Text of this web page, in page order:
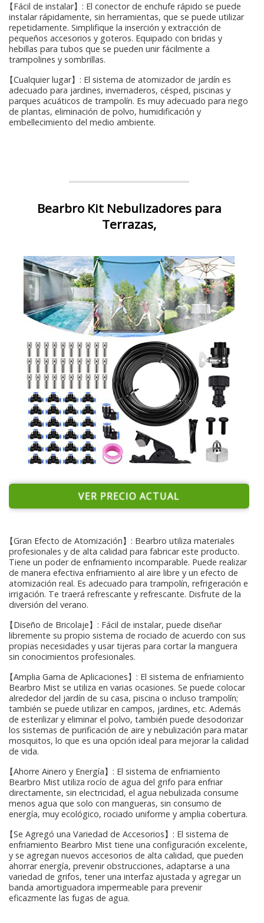
【Fácil de instalar】: El conector de enchufe rápido se puede
instalar rápidamente, sin herramientas, que se puede utilizar
repetidamente. Simplifique la inserción y extracción de
pequeños accesorios y goteros. Equipado con bridas y
hebillas para tubos que se pueden unir fácilmente a
trampolines y sombrillas.
【Cualquier lugar】: El sistema de atomizador de jardín es
adecuado para jardines, invernaderos, césped, piscinas y
parques acuáticos de trampolín. Es muy adecuado para riego
de plantas, eliminación de polvo, humidificación y
embellecimiento del medio ambiente.
Bearbro Kit Nebulizadores para
Terrazas,
VER PRECIO ACTUAL
【Gran Efecto de Atomización】: Bearbro utiliza materiales
profesionales y de alta calidad para fabricar este producto.
Tiene un poder de enfriamiento incomparable. Puede realizar
de manera efectiva enfriamiento al aire libre y un efecto de
atomización real. Es adecuado para trampolín, refrigeración e
irrigación. Te traerá refrescante y refrescante. Disfrute de la
diversión del verano.
【Diseño de Bricolaje】: Fácil de instalar, puede diseñar
libremente su propio sistema de rociado de acuerdo con sus
propias necesidades y usar tijeras para cortar la manguera
sin conocimientos profesionales.
【Amplia Gama de Aplicaciones】: El sistema de enfriamiento
Bearbro Mist se utiliza en varias ocasiones. Se puede colocar
alrededor del jardín de su casa, piscina o incluso trampolín;
también se puede utilizar en campos, jardines, etc. Además
de esterilizar y eliminar el polvo, también puede desodorizar
los sistemas de purificación de aire y nebulización para matar
mosquitos, lo que es una opción ideal para mejorar la calidad
de vida.
【Ahorre Ainero y Energía】: El sistema de enfriamiento
Bearbro Mist utiliza rocío de agua del grifo para enfriar
directamente, sin electricidad, el agua nebulizada consume
menos agua que solo con mangueras, sin consumo de
energía, muy ecológico, rociado uniforme y amplia cobertura.
【Se Agregó una Variedad de Accesorios】: El sistema de
enfriamiento Bearbro Mist tiene una configuración excelente,
y se agregan nuevos accesorios de alta calidad, que pueden
ahorrar energía, prevenir obstrucciones, adaptarse a una
variedad de grifos, tener una interfaz ajustada y agregar un
banda amortiguadora impermeable para prevenir
eficazmente las fugas de agua.